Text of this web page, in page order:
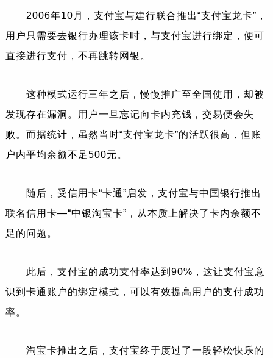
2006年10月，支付宝与建行联合推出“支付宝龙卡”，
用户只需要去银行办理该卡时，与支付宝进行绑定，便可
直接进行支付，不再跳转网银。
这种模式运行三年之后，慢慢推广至全国使用，却被
发现存在漏洞。用户一旦忘记向卡内充钱，交易便会失
败。而据统计，虽然当时“支付宝龙卡”的活跃很高，但账
户内平均余额不足500元。
随后，受信用卡“卡通”启发，支付宝与中国银行推出
联名信用卡—“中银淘宝卡”，从本质上解决了卡内余额不
足的问题。
此后，支付宝的成功支付率达到90%，这让支付宝意
识到卡通账户的绑定模式，可以有效提高用户的支付成功
率。
淘宝卡推出之后，支付宝终于度过了一段轻松快乐的